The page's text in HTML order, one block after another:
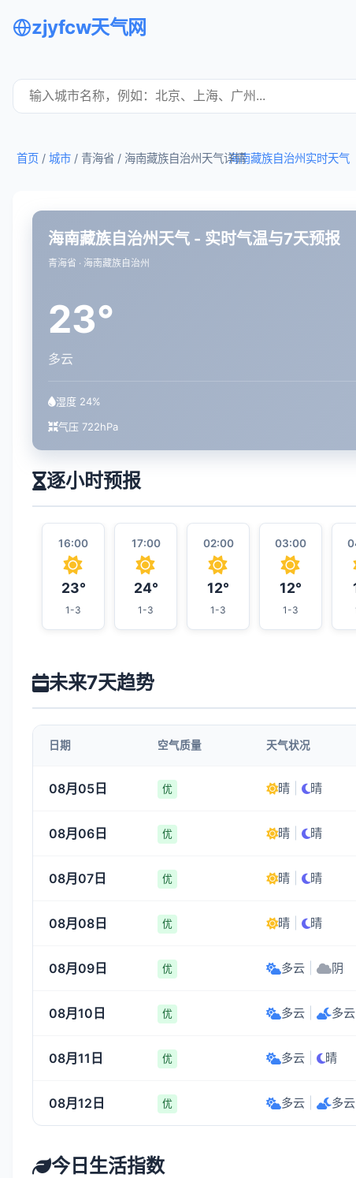
zjyfcw天气网
海南藏族自治州实时天气
首页 / 城市 / 青海省 / 海南藏族自治州天气详情
海南藏族自治州天气 - 实时气温与7天预报
青海省 · 海南藏族自治州
23°
多云
湿度 24%
气压 722hPa
逐小时预报
16:00
23°
1-3
17:00
24°
1-3
02:00
12°
1-3
03:00
12°
1-3
未来7天趋势
日期 空气质量 天气状况
08月05日 优 晴 晴
08月06日 优 晴 晴
08月07日 优 晴 晴
08月08日 优 晴 晴
08月09日 优 多云 阴
08月10日 优 多云 多云
08月11日 优 多云 晴
08月12日 优 多云 多云
今日生活指数